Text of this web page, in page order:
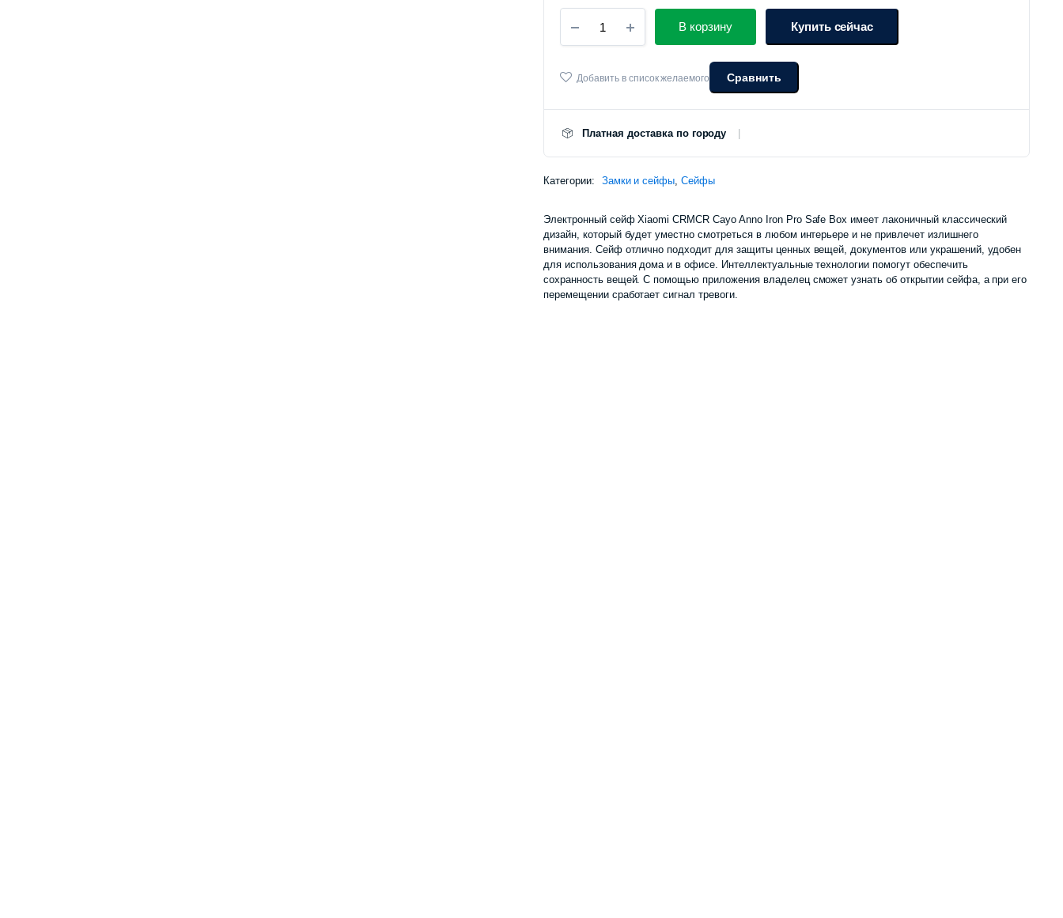
цена
цена:
сейф
Xiaomi
Smart
(BGX-
количество
В корзину Купить сейчас
Добавить в список желаемого Сравнить
Платная доставка по городу
Категории: Замки и сейфы,Сейфы
Электронный сейф Xiaomi CRMCR Cayo Anno Iron Pro Safe Box имеет лаконичный классический
дизайн, который будет уместно смотреться в любом интерьере и не привлечет излишнего
внимания. Сейф отлично подходит для защиты ценных вещей, документов или украшений, удобен
для использования дома и в офисе. Интеллектуальные технологии помогут обеспечить
сохранность вещей. С помощью приложения владелец сможет узнать об открытии сейфа, а при его
перемещении сработает сигнал тревоги.